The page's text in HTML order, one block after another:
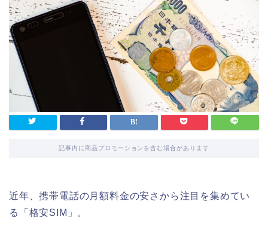
記事内に商品プロモーションを含む場合があります
近年、携帯電話の月額料金の安さから注目を集めてい
る「格安SIM」。